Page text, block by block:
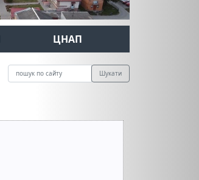
ЦНАП
Шукати